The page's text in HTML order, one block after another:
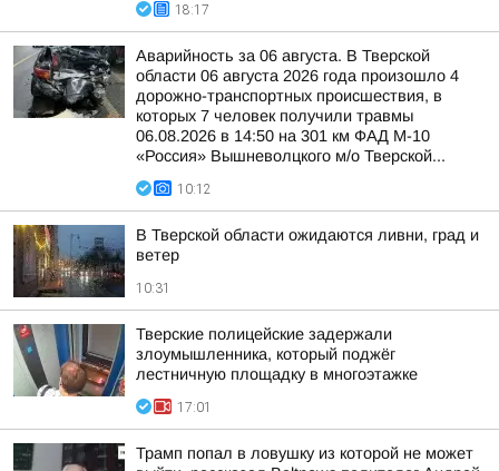
18:17
Аварийность за 06 августа. В Тверской
области 06 августа 2026 года произошло 4
дорожно-транспортных происшествия, в
которых 7 человек получили травмы
06.08.2026 в 14:50 на 301 км ФАД М-10
«Россия» Вышневолцкого м/о Тверской...
10:12
В Тверской области ожидаются ливни, град и
ветер
10:31
Тверские полицейские задержали
злоумышленника, который поджёг
лестничную площадку в многоэтажке
17:01
Трамп попал в ловушку из которой не может